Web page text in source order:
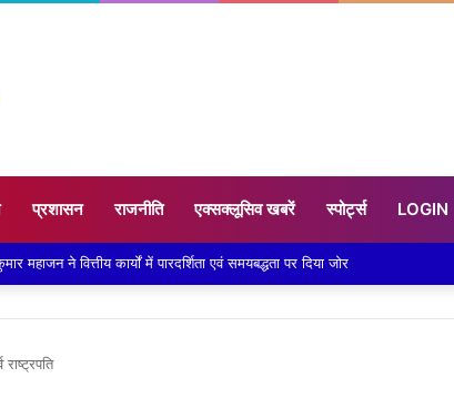
प्रशासन राजनीति एक्सक्लूसिव खबरें स्पोर्ट्स LOGIN
विधायक को मिला एसआईआर का नोटिस सरिता आर्या ने पता बदलने को बताया कारण